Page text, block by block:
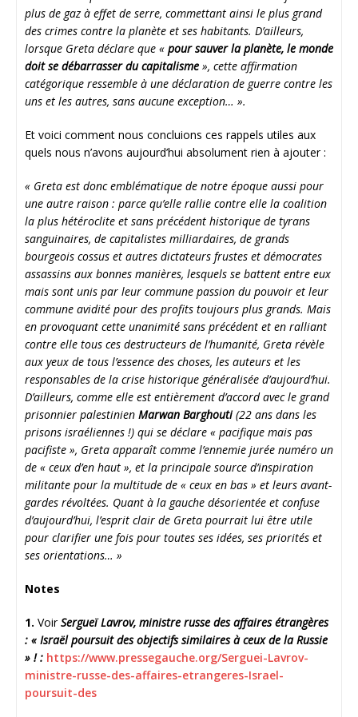
plus de gaz à effet de serre, commettant ainsi le plus grand
des crimes contre la planète et ses habitants. D’ailleurs,
lorsque Greta déclare que « pour sauver la planète, le monde
doit se débarrasser du capitalisme », cette affirmation
catégorique ressemble à une déclaration de guerre contre les
uns et les autres, sans aucune exception… ».
Et voici comment nous concluions ces rappels utiles aux
quels nous n’avons aujourd’hui absolument rien à ajouter :
« Greta est donc emblématique de notre époque aussi pour
une autre raison : parce qu’elle rallie contre elle la coalition
la plus hétéroclite et sans précédent historique de tyrans
sanguinaires, de capitalistes milliardaires, de grands
bourgeois cossus et autres dictateurs frustes et démocrates
assassins aux bonnes manières, lesquels se battent entre eux
mais sont unis par leur commune passion du pouvoir et leur
commune avidité pour des profits toujours plus grands. Mais
en provoquant cette unanimité sans précédent et en ralliant
contre elle tous ces destructeurs de l’humanité, Greta révèle
aux yeux de tous l’essence des choses, les auteurs et les
responsables de la crise historique généralisée d’aujourd’hui.
D’ailleurs, comme elle est entièrement d’accord avec le grand
prisonnier palestinien Marwan Barghouti(22 ans dans les
prisons israéliennes !) qui se déclare « pacifique mais pas
pacifiste », Greta apparaît comme l’ennemie jurée numéro un
de « ceux d’en haut », et la principale source d’inspiration
militante pour la multitude de « ceux en bas » et leurs avant-
gardes révoltées. Quant à la gauche désorientée et confuse
d’aujourd’hui, l’esprit clair de Greta pourrait lui être utile
pour clarifier une fois pour toutes ses idées, ses priorités et
ses orientations… »
Notes
1. VoirSergueï Lavrov, ministre russe des affaires étrangères
: « Israël poursuit des objectifs similaires à ceux de la Russie
» ! : https://www.pressegauche.org/Serguei-Lavrov-
ministre-russe-des-affaires-etrangeres-Israel-
poursuit-des